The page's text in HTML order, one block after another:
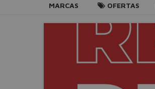
MARCAS OFERTAS